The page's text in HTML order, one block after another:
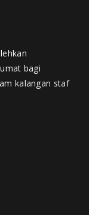
bagi
kalangan staf